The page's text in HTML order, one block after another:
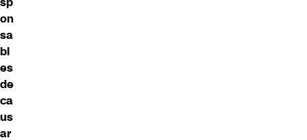
on
sa
bl
es
de
ca
us
ar